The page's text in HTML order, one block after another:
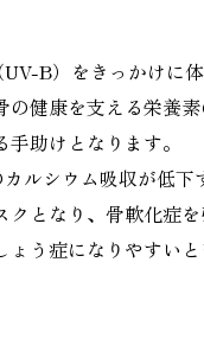
B）をきっかけに
健康を支える栄養
助けとなります。
ルシウム吸収が低
となり、骨軟化症
う症になりやすいと